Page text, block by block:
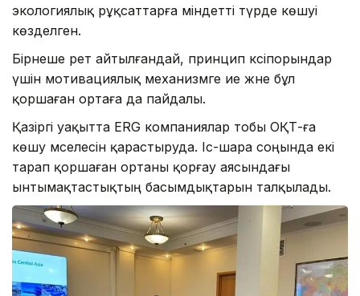
экологиялық рұқсаттарға міндетті түрде көшуі
көзделген.
Бірнеше рет айтылғандай, принцип кәсіпорындар
үшін мотивациялық механизмге ие және бұл
қоршаған ортаға да пайдалы.
Қазіргі уақытта ERG компаниялар тобы ОҚТ-ға
көшу мәселесін қарастыруда. Іс-шара соңында екі
тарап қоршаған ортаны қорғау аясындағы
ынтымақтастықтың басымдықтарын талқылады.